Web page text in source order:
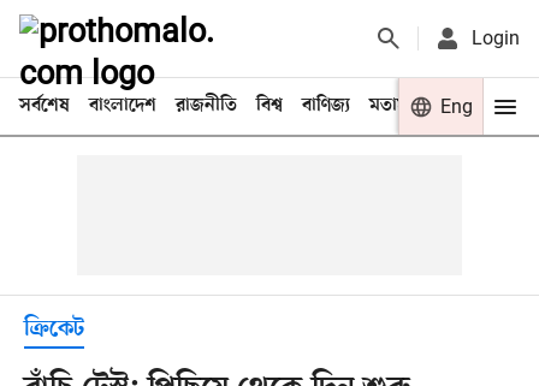
Login
সর্বশেষ বাংলাদেশ রাজনীতি বিশ্ব বাণিজ্য মতামত খেলা
Eng
ক্রিকেট